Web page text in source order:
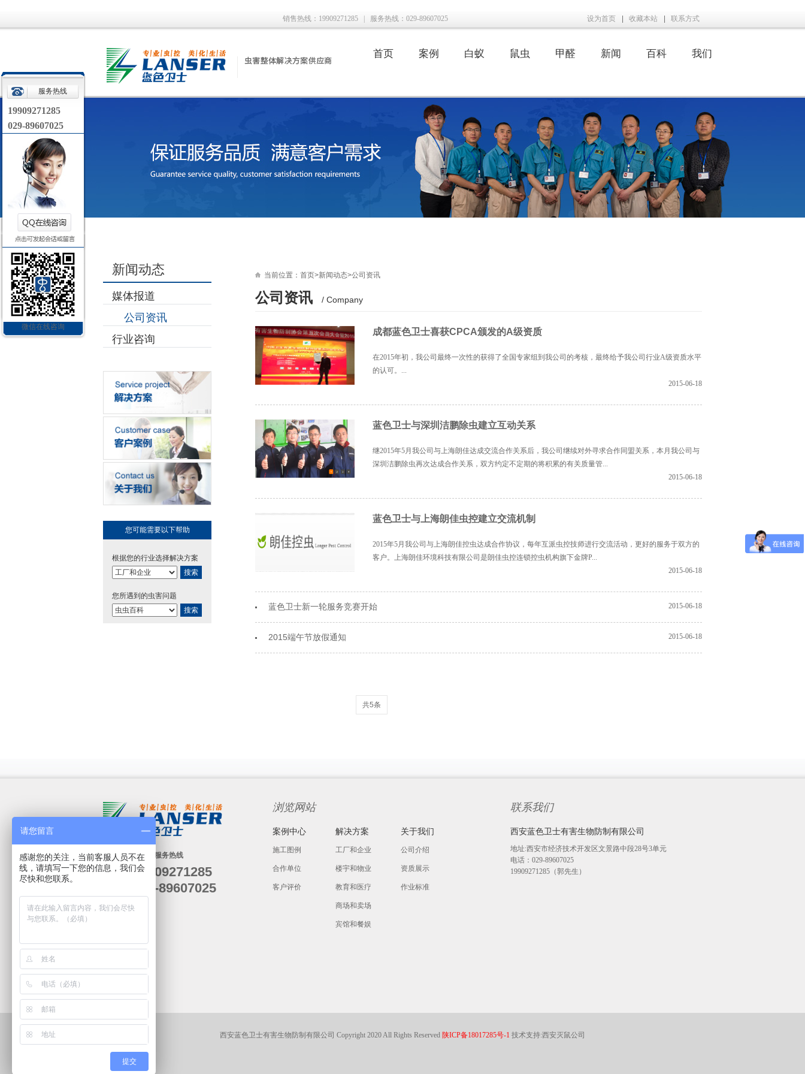
销售热线：19909271285 服务热线：029-89607025 设为首页 收藏本站 联系方式
首页
| 案例
| 白蚁
| 鼠虫
| 甲醛
| 新闻
| 百科
| 我们
新闻动态
媒体报道
公司资讯
行业咨询
您可能需要以下帮助
根据您的行业选择解决方案
搜索
您所遇到的虫害问题
搜索
当前位置： 首页>新闻动态>公司资讯
公司资讯 / Company
成都蓝色卫士喜获CPCA颁发的A级资质
在2015年初，我公司最终一次性的获得了全国专家组到我公司的考核，最终给予我公司行业A级资质水平
的认可。...
2015-06-18
蓝色卫士与深圳洁鹏除虫建立互动关系
继2015年5月我公司与上海朗佳达成交流合作关系后，我公司继续对外寻求合作同盟关系，本月我公司与
深圳洁鹏除虫再次达成合作关系，双方约定不定期的将积累的有关质量管...
2015-06-18
蓝色卫士与上海朗佳虫控建立交流机制
2015年5月我公司与上海朗佳控虫达成合作协议，每年互派虫控技师进行交流活动，更好的服务于双方的
客户。​上海朗佳环境科技有限公司是朗佳虫控连锁控虫机构旗下金牌P...
2015-06-18
蓝色卫士新一轮服务竞赛开始 2015-06-18
2015端午节放假通知 2015-06-18
共5条
24小时服务热线
19909271285
029-89607025
浏览网站
案例中心
施工图例
合作单位
客户评价
解决方案
工厂和企业
楼宇和物业
教育和医疗
商场和卖场
宾馆和餐娱
关于我们
公司介绍
资质展示
作业标准
联系我们
西安蓝色卫士有害生物防制有限公司
地址:西安市经济技术开发区文景路中段28号3单元
电话：029-89607025
19909271285（郭先生）
西安蓝色卫士有害生物防制有限公司 Copyright 2020 All Rights Reserved 陕ICP备18017285号-1 技术支持:西安灭鼠公司
服务热线
19909271285
029-89607025
微信在线咨询
请您留言
感谢您的关注，当前客服人员不在
线，请填写一下您的信息，我们会
尽快和您联系。
提交